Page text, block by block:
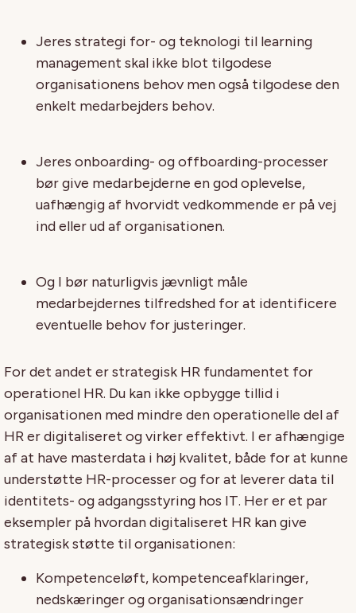
Jeres strategi for- og teknologi til learning
management skal ikke blot tilgodese
organisationens behov men også tilgodese den
enkelt medarbejders behov.
Jeres onboarding- og offboarding-processer
bør give medarbejderne en god oplevelse,
uafhængig af hvorvidt vedkommende er på vej
ind eller ud af organisationen.
Og I bør naturligvis jævnligt måle
medarbejdernes tilfredshed for at identificere
eventuelle behov for justeringer.
For det andet er strategisk HR fundamentet for
operationel HR. Du kan ikke opbygge tillid i
organisationen med mindre den operationelle del af
HR er digitaliseret og virker effektivt. I er afhængige
af at have masterdata i høj kvalitet, både for at kunne
understøtte HR-processer og for at leverer data til
identitets- og adgangsstyring hos IT. Her er et par
eksempler på hvordan digitaliseret HR kan give
strategisk støtte til organisationen:
Kompetenceløft, kompetenceafklaringer,
nedskæringer og organisationsændringer